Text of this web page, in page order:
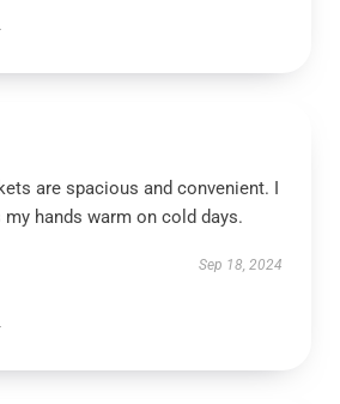
are spacious and convenient. I
my hands warm on cold days.
Sep 18, 2024